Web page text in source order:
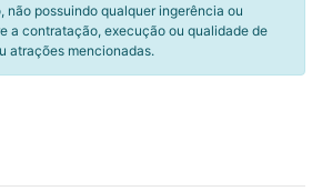
não possuindo qualquer ingerência ou
a contratação, execução ou qualidade de
atrações mencionadas.